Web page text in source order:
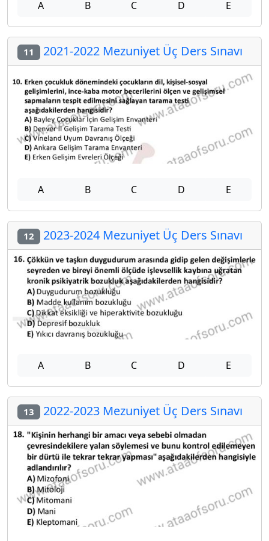
A B C D E
11 2021-2022 Mezuniyet Üç Ders Sınavı
A B C D E
12 2023-2024 Mezuniyet Üç Ders Sınavı
A B C D E
13 2022-2023 Mezuniyet Üç Ders Sınavı